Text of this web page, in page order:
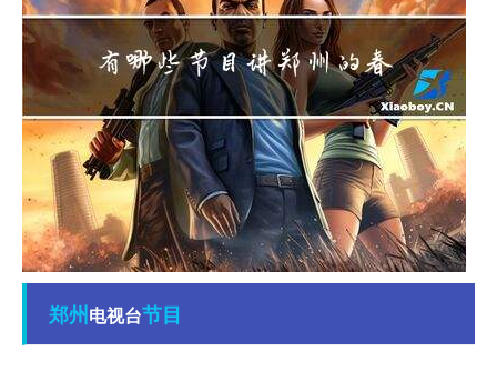
郑州电视台节目